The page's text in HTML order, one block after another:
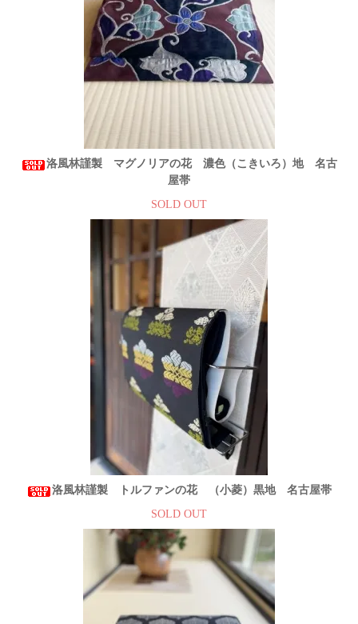
洛風林謹製 マグノリアの花 濃色（こきいろ）地 名古
屋帯
SOLD OUT
洛風林謹製 トルファンの花 （小菱）黒地 名古屋帯
SOLD OUT